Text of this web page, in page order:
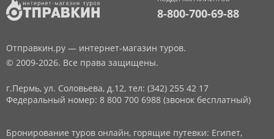
8-800-700-69-88
Отправкин.ру — интернет-магазин туров.
© 2009-2026. Все права защищены.
г.Пермь, ул. Соловьева, д.12, тел: (342) 255 42 17
Федеральный номер: 8 800 700 6988 (звонок бесплатный)
Бронирование туров онлайн, горящие путевки: Египет,